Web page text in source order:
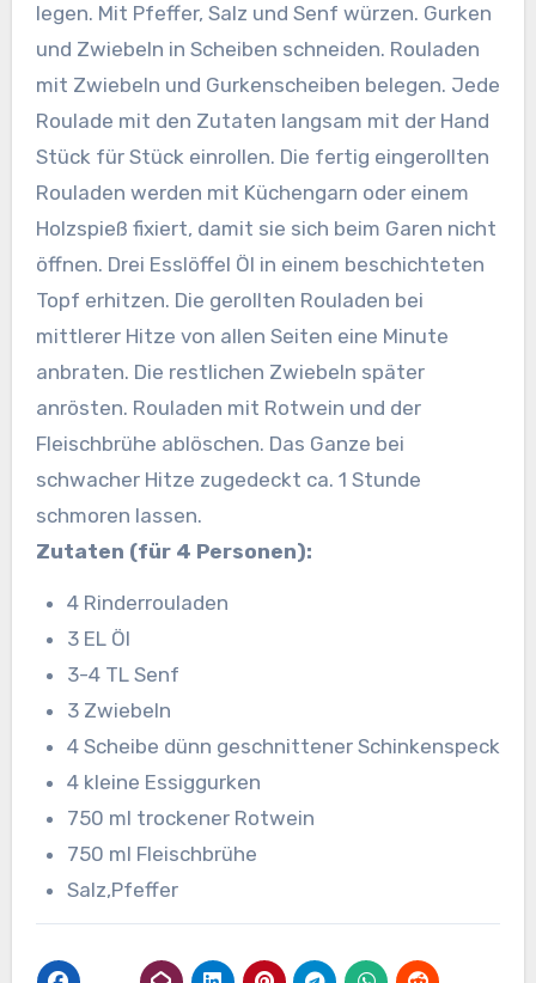
legen. Mit Pfeffer, Salz und Senf würzen. Gurken
und Zwiebeln in Scheiben schneiden. Rouladen
mit Zwiebeln und Gurkenscheiben belegen. Jede
Roulade mit den Zutaten langsam mit der Hand
Stück für Stück einrollen. Die fertig eingerollten
Rouladen werden mit Küchengarn oder einem
Holzspieß fixiert, damit sie sich beim Garen nicht
öffnen. Drei Esslöffel Öl in einem beschichteten
Topf erhitzen. Die gerollten Rouladen bei
mittlerer Hitze von allen Seiten eine Minute
anbraten. Die restlichen Zwiebeln später
anrösten. Rouladen mit Rotwein und der
Fleischbrühe ablöschen. Das Ganze bei
schwacher Hitze zugedeckt ca. 1 Stunde
schmoren lassen.
Zutaten (für 4 Personen):
4 Rinderrouladen
3 EL Öl
3-4 TL Senf
3 Zwiebeln
4 Scheibe dünn geschnittener Schinkenspeck
4 kleine Essiggurken
750 ml trockener Rotwein
750 ml Fleischbrühe
Salz,Pfeffer